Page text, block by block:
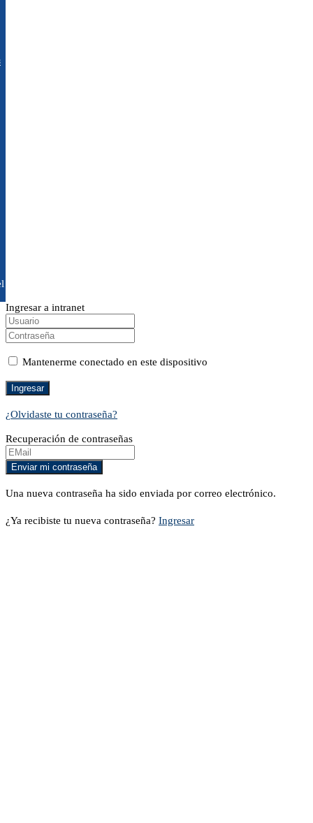
Ingresar a intranet
Mantenerme conectado en este dispositivo
¿Olvidaste tu contraseña?
Recuperación de contraseñas
Una nueva contraseña ha sido enviada por correo electrónico.
¿Ya recibiste tu nueva contraseña? Ingresar